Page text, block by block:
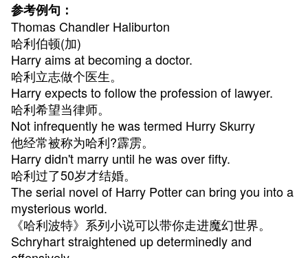
参考例句：
Thomas Chandler Haliburton
哈利伯顿(加)
Harry aims at becoming a doctor.
哈利立志做个医生。
Harry expects to follow the profession of lawyer.
哈利希望当律师。
Not infrequently he was termed Hurry Skurry
他经常被称为哈利?霹雳。
Harry didn't marry until he was over fifty.
哈利过了50岁才结婚。
The serial novel of Harry Potter can bring you into a
mysterious world.
《哈利波特》系列小说可以带你走进魔幻世界。
Schryhart straightened up determinedly and